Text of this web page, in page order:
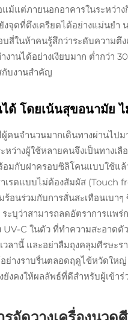
แต่ภายนอกอาคารในระหว่าง
งจุดที่ตึงเครียดได้อย่างแม่นยำ
สี่ในห้าคนรู้สึกว่าระดับความตึ
านได้อย่างเงียบมาก ต่ำกว่า
บงานสำคัญ
ด้ โดยเน้นสุขอนามัย
คนจำนวนมากเดินทางผ่านไป
หว่างผู้ใช้หลายคนจึงเป็นทาง
มกับฝาครอบซิลิโคนแบบใช้แล้
รดแบบไม่ต้องสัมผัส (Touch
อนร่วมกับการสั่นสะเทือนเบา
บุว่าสามารถลดอัตราการแพร่
C ในตัว ที่ทำความสะอาด
ลานี้ และอย่าลืมถุงคลุมศีรษะ
ย่างราบรื่นตลอดฤดูไข้หวัดให
งคงให้ผลลัพธ์ที่ดีสำหรับผู้เข้าร่